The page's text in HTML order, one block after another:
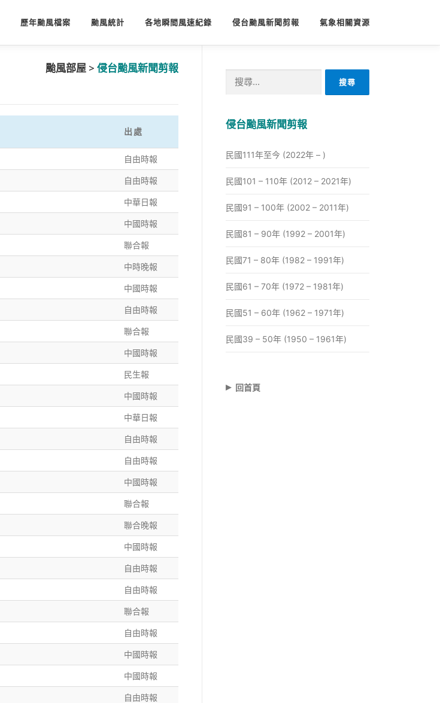
歷年颱風檔案 颱風統計 各地瞬間風速紀錄 侵台颱風新聞剪報 氣象相關資源
颱風部屋 > 侵台颱風新聞剪報
出處
自由時報
自由時報
中華日報
中國時報
聯合報
中時晚報
中國時報
自由時報
聯合報
中國時報
民生報
中國時報
中華日報
自由時報
自由時報
中國時報
聯合報
聯合晚報
中國時報
自由時報
自由時報
聯合報
自由時報
中國時報
中國時報
自由時報
鍵
字:
侵台颱風新聞剪報
民國111年至今 (2022年 – )
民國101 – 110年 (2012 – 2021年)
民國91 – 100年 (2002 – 2011年)
民國81 – 90年 (1992 – 2001年)
民國71 – 80年 (1982 – 1991年)
民國61 – 70年 (1972 – 1981年)
民國51 – 60年 (1962 – 1971年)
民國39 – 50年 (1950 – 1961年)
▸ 回首頁